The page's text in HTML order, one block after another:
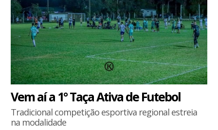
Vem aí a 1° Taça Ativa de Futebol
Tradicional competição esportiva regional estreia
na modalidade